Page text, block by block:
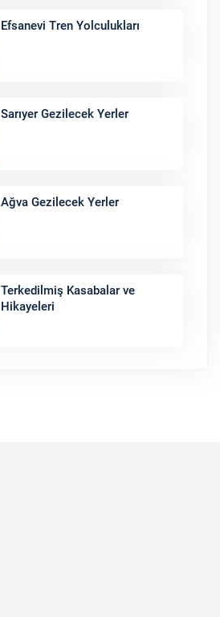
Efsanevi Tren Yolculukları
Sarıyer Gezilecek Yerler
Ağva Gezilecek Yerler
Terkedilmiş Kasabalar ve
Hikayeleri